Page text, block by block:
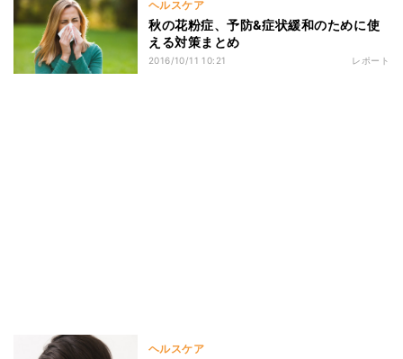
ヘルスケア
秋の花粉症、予防&症状緩和のために使
える対策まとめ
2016/10/11 10:21 レポート
ヘルスケア